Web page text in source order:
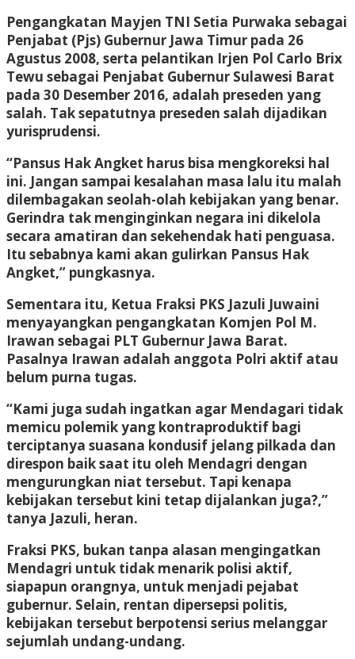
Pengangkatan Mayjen TNI Setia Purwaka sebagai
Penjabat (Pjs) Gubernur Jawa Timur pada 26
Agustus 2008, serta pelantikan Irjen Pol Carlo Brix
Tewu sebagai Penjabat Gubernur Sulawesi Barat
pada 30 Desember 2016, adalah preseden yang
salah. Tak sepatutnya preseden salah dijadikan
yurisprudensi.
“Pansus Hak Angket harus bisa mengkoreksi hal
ini. Jangan sampai kesalahan masa lalu itu malah
dilembagakan seolah-olah kebijakan yang benar.
Gerindra tak menginginkan negara ini dikelola
secara amatiran dan sekehendak hati penguasa.
Itu sebabnya kami akan gulirkan Pansus Hak
Angket,” pungkasnya.
Sementara itu, Ketua Fraksi PKS Jazuli Juwaini
menyayangkan pengangkatan Komjen Pol M.
Irawan sebagai PLT Gubernur Jawa Barat.
Pasalnya Irawan adalah anggota Polri aktif atau
belum purna tugas.
“Kami juga sudah ingatkan agar Mendagari tidak
memicu polemik yang kontraproduktif bagi
terciptanya suasana kondusif jelang pilkada dan
direspon baik saat itu oleh Mendagri dengan
mengurungkan niat tersebut. Tapi kenapa
kebijakan tersebut kini tetap dijalankan juga?,”
tanya Jazuli, heran.
Fraksi PKS, bukan tanpa alasan mengingatkan
Mendagri untuk tidak menarik polisi aktif,
siapapun orangnya, untuk menjadi pejabat
gubernur. Selain, rentan dipersepsi politis,
kebijakan tersebut berpotensi serius melanggar
sejumlah undang-undang.